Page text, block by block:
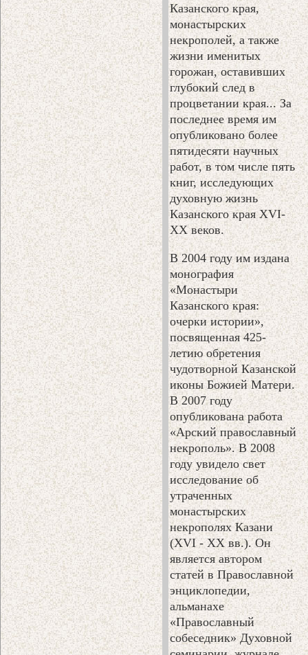
Казанского края,
монастырских
некрополей, а также
жизни именитых
горожан, оставивших
глубокий след в
процветании края... За
последнее время им
опубликовано более
пятидесяти научных
работ, в том числе пять
книг, исследующих
духовную жизнь
Казанского края XVI-
XX веков.
В 2004 году им издана
монография
«Монастыри
Казанского края:
очерки истории»,
посвященная 425-
летию обретения
чудотворной Казанской
иконы Божией Матери.
В 2007 году
опубликована работа
«Арский православный
некрополь». В 2008
году увидело свет
исследование об
утраченных
монастырских
некрополях Казани
(XVI - XX вв.). Он
является автором
статей в Православной
энциклопедии,
альманахе
«Православный
собеседник» Духовной